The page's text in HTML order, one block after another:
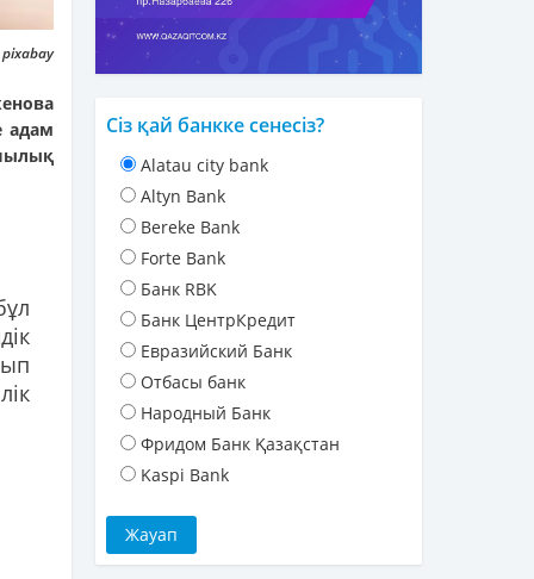
адам
Сіз қай банкке сенесіз?
Alatau city bank
Altyn Bank
Bereke Bank
Forte Bank
Банк RBK
Банк ЦентрКредит
Евразийский Банк
Отбасы банк
Народный Банк
Фридом Банк Қазақстан
Kaspi Bank